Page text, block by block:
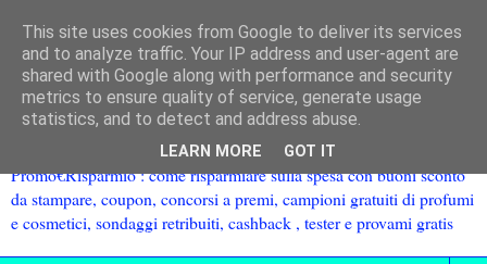
Promo€Risparmio : come risparmiare sulla spesa con buoni sconto
da stampare, coupon, concorsi a premi, campioni gratuiti di profumi
e cosmetici, sondaggi retribuiti, cashback , tester e provami gratis
This site uses cookies from Google to deliver its services
and to analyze traffic. Your IP address and user-agent are
shared with Google along with performance and security
metrics to ensure quality of service, generate usage
statistics, and to detect and address abuse.
LEARN MORE GOT IT